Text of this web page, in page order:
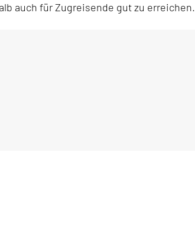
auch für Zugreisende gut zu erreichen.